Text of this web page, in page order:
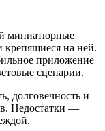
миниатюрные
крепящиеся на ней.
приложение
сценарии.
долговечность и
Недостатки —